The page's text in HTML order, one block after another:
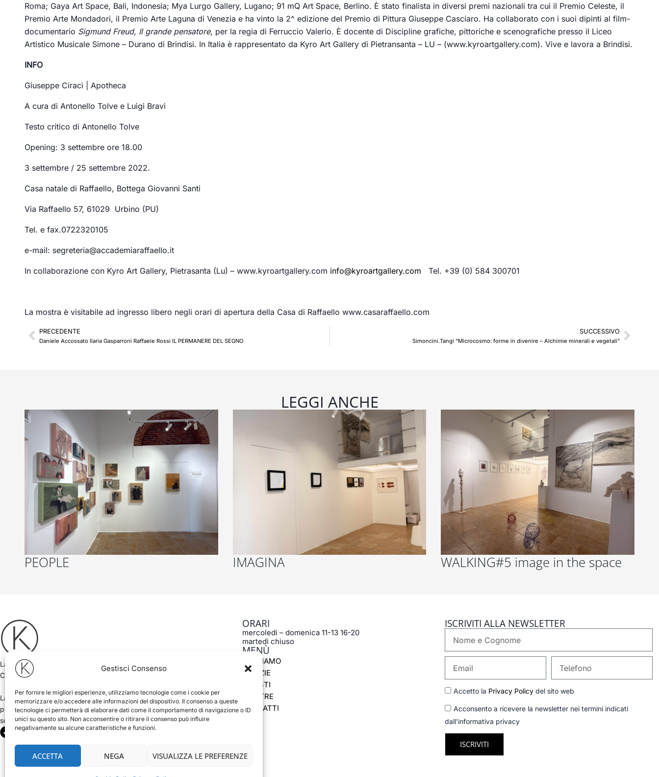
Gestisci Consenso
Per fornire le migliori esperienze, utilizziamo tecnologie come i cookie per
memorizzare e/o accedere alle informazioni del dispositivo. Il consenso a queste
tecnologie ci permetterà di elaborare dati come il comportamento di navigazione o ID
unici su questo sito. Non acconsentire o ritirare il consenso può influire
negativamente su alcune caratteristiche e funzioni.
ACCETTA NEGA VISUALIZZA LE PREFERENZE
Roma; Gaya Art Space, Bali, Indonesia; Mya Lurgo Gallery, Lugano; 91 mQ Art Space, Berlino. È stato finalista in diversi premi nazionali tra cui il Premio Celeste, il
Premio Arte Mondadori, il Premio Arte Laguna di Venezia e ha vinto la 2^ edizione del Premio di Pittura Giuseppe Casciaro. Ha collaborato con i suoi dipinti al film-
documentario Sigmund Freud, Il grande pensatore, per la regia di Ferruccio Valerio. È docente di Discipline grafiche, pittoriche e scenografiche presso il Liceo
Artistico Musicale Simone – Durano di Brindisi. In Italia è rappresentato da Kyro Art Gallery di Pietransanta – LU – (www.kyroartgallery.com). Vive e lavora a Brindisi.
INFO
Giuseppe Ciracì | Apotheca
A cura di Antonello Tolve e Luigi Bravi
Testo critico di Antonello Tolve
Opening: 3 settembre ore 18.00
3 settembre / 25 settembre 2022.
Casa natale di Raffaello, Bottega Giovanni Santi
Via Raffaello 57, 61029 Urbino (PU)
Tel. e fax.0722320105
e-mail: segreteria@accademiaraffaello.it
In collaborazione con Kyro Art Gallery, Pietrasanta (Lu) – www.kyroartgallery.com info@kyroartgallery.com Tel. +39 (0) 584 300701
La mostra è visitabile ad ingresso libero negli orari di apertura della Casa di Raffaello www.casaraffaello.com
Precedente
PRECEDENTE
Daniele Accossato Ilaria Gasparroni Raffaele Rossi IL PERMANERE DEL SEGNO
SUCCESSIVO
Simoncini.Tangi “Microcosmo: forme in divenire – Alchimie minerali e vegetali”
LEGGI ANCHE
PEOPLE IMAGINA WALKING#5 image in the space
La Kyro Art Gallery, fondata nel 2018 da Antimo Pascale e Luigi
Ciurlia, opera nel mondo dell’arte contemporanea.
La galleria d’arte di Pietrasanta ospita ogni anno mostre
personali e collettive distillate e concentrate attorno a una
scuderia di nomi selezionati.
I
n
s
t
ORARI
mercoledì – domenica 11-13 16-20
martedì chiuso
MENÙ
CHI SIAMO
NOTIZIE
ARTISTI
MOSTRE
CONTATTI
ISCRIVITI ALLA NEWSLETTER
Cognome
GDPRAccetto la Privacy Policy del sito web
Newsletter
Acconsento a ricevere la newsletter nei termini indicati
dall'informativa privacy
ISCRIVITI